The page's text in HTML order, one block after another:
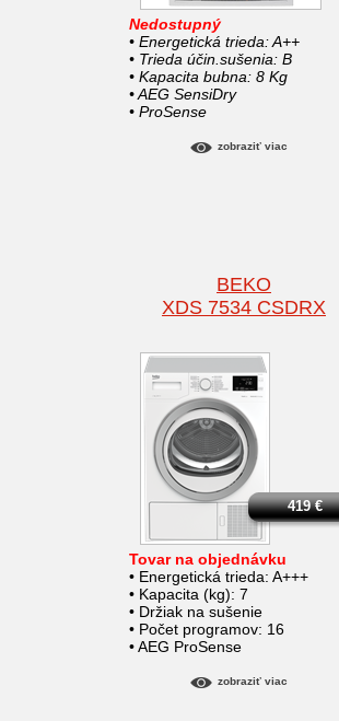
Nedostupný
• Energetická trieda: A++
• Trieda účin.sušenia: B
• Kapacita bubna: 8 Kg
• AEG SensiDry
• ProSense
zobraziť viac
BEKO
XDS 7534 CSDRX
Tovar na objednávku
• Energetická trieda: A+++
• Kapacita (kg): 7
• Držiak na sušenie
• Počet programov: 16
• AEG ProSense
419€
zobraziť viac